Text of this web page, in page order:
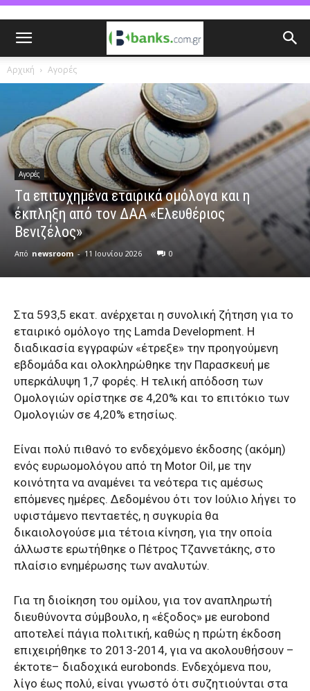
Αρχική Αγορές
Αγορές
Tα επιτυχημένα εταιρικά ομόλογα και η
έκπληξη από τον ΔΑΑ «Ελευθέριος
Βενιζέλος»
Από newsroom - 11 Ιουνίου 2026 0
Στα 593,5 εκατ. ανέρχεται η συνολική ζήτηση για το
εταιρικό ομόλογο της Lamda Development. Η
διαδικασία εγγραφών «έτρεξε» την προηγούμενη
εβδομάδα και ολοκληρώθηκε την Παρασκευή με
υπερκάλυψη 1,7 φορές. Η τελική απόδοση των
Ομολογιών ορίστηκε σε 4,20% και το επιτόκιο των
Ομολογιών σε 4,20% ετησίως.
Είναι πολύ πιθανό το ενδεχόμενο έκδοσης (ακόμη)
ενός ευρωομολόγου από τη Motor Oil, με την
κοινότητα να αναμένει τα νεότερα τις αμέσως
επόμενες ημέρες. Δεδομένου ότι τον Ιούλιο λήγει το
υφιστάμενο πενταετές, η συγκυρία θα
δικαιολογούσε μια τέτοια κίνηση, για την οποία
άλλωστε ερωτήθηκε ο Πέτρος Τζαννετάκης, στο
πλαίσιο ενημέρωσης των αναλυτών.
Για τη διοίκηση του ομίλου, για τον αναπληρωτή
διευθύνοντα σύμβουλο, η «έξοδος» με eurobond
αποτελεί πάγια πολιτική, καθώς η πρώτη έκδοση
επιχειρήθηκε το 2013-2014, για να ακολουθήσουν –
έκτοτε– διαδοχικά eurobonds. Ενδεχόμενα που,
λίγο έως πολύ, είναι γνωστό ότι συζητιούνται στα